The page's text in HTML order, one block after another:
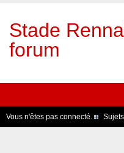
Stade
forum
Vous n'êtes pas connecté.